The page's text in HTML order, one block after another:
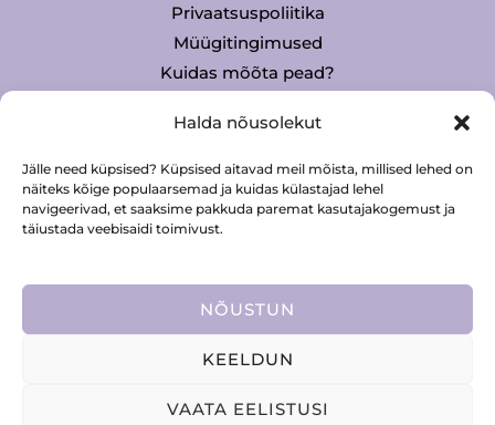
Halda nõusolekut
Jälle need küpsised? Küpsised aitavad meil mõista, millised lehed on
näiteks kõige populaarsemad ja kuidas külastajad lehel
navigeerivad, et saaksime pakkuda paremat kasutajakogemust ja
täiustada veebisaidi toimivust.
NÕUSTUN
KEELDUN
VAATA EELISTUSI
Privaatsuspoliitika
Müügitingimused
Kuidas mõõta pead?
Kontakt
Merlee Digital OÜ